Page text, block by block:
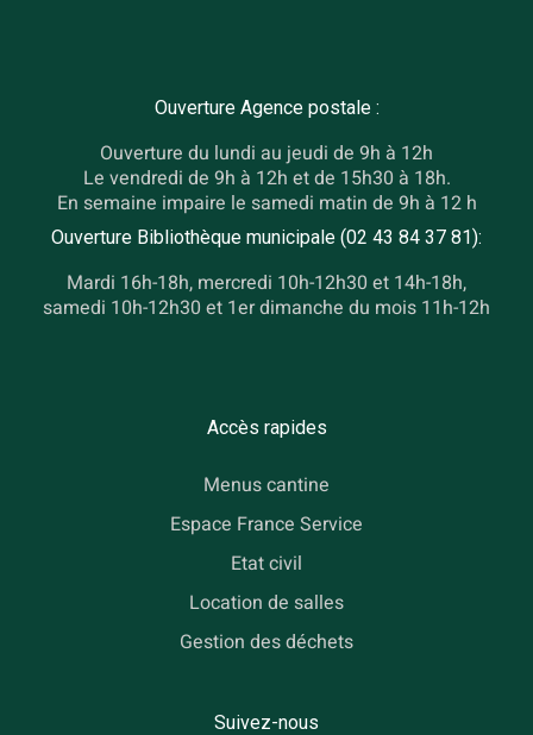
Ouverture Agence postale :
Ouverture du lundi au jeudi de 9h à 12h
Le vendredi de 9h à 12h et de 15h30 à 18h.
En semaine impaire le samedi matin de 9h à 12 h
Ouverture Bibliothèque municipale (02 43 84 37 81):
Mardi 16h-18h, mercredi 10h-12h30 et 14h-18h,
samedi 10h-12h30 et 1er dimanche du mois 11h-12h
Accès rapides
Menus cantine
Espace France Service
Etat civil
Location de salles
Gestion des déchets
Suivez-nous